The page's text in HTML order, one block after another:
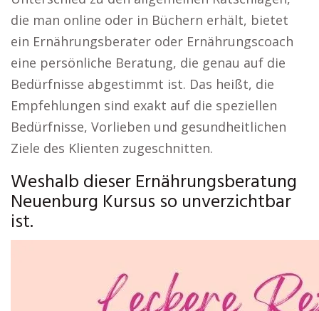
die man online oder in Büchern erhält, bietet
ein Ernährungsberater oder Ernährungscoach
eine persönliche Beratung, die genau auf die
Bedürfnisse abgestimmt ist. Das heißt, die
Empfehlungen sind exakt auf die speziellen
Bedürfnisse, Vorlieben und gesundheitlichen
Ziele des Klienten zugeschnitten.
Weshalb dieser Ernährungsberatung
Neuenburg Kursus so unverzichtbar
ist.